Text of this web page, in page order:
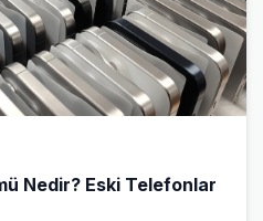
Nedir? Eski Telefonlar